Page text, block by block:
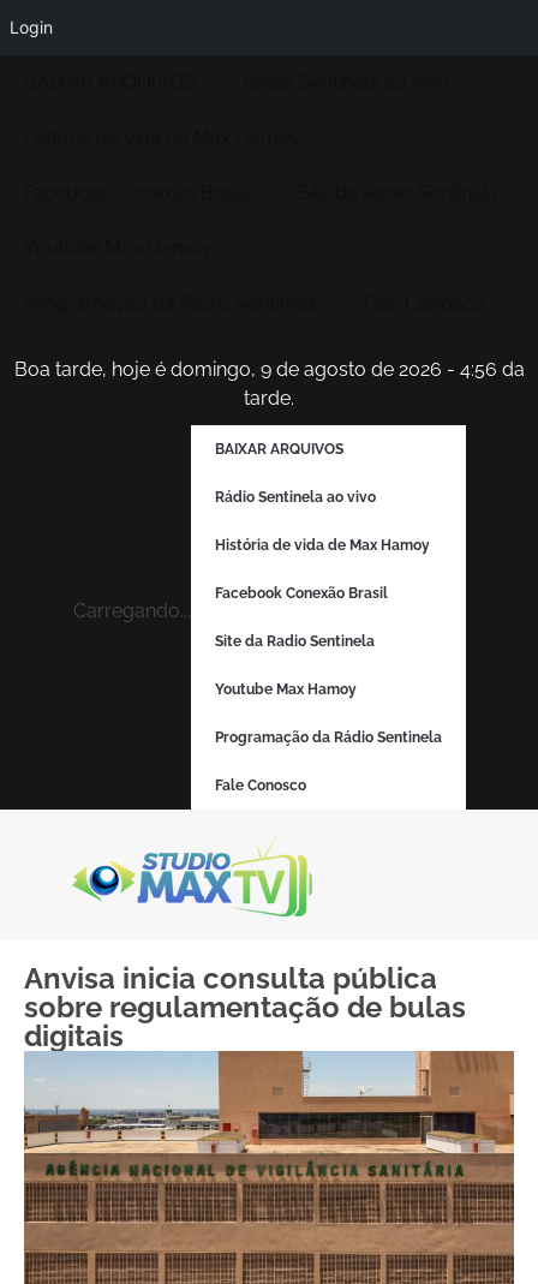
Boa tarde, hoje é domingo, 9 de agosto de 2026 - 4:56 da
tarde.
Carregando...
BAIXAR ARQUIVOS
Rádio Sentinela ao vivo
História de vida de Max Hamoy
Facebook Conexão Brasil
Site da Radio Sentinela
Youtube Max Hamoy
Programação da Rádio Sentinela
Fale Conosco
Anvisa inicia consulta pública
sobre regulamentação de bulas
digitais
Login